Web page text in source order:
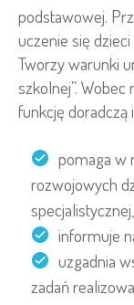
podstawowej.
uczenie się
Tworzy warunki
szkolnej”.
funkcję doradczą
pomaga w
rozwojowych
specjalistycznej,
informuje
uzgadnia
zadań